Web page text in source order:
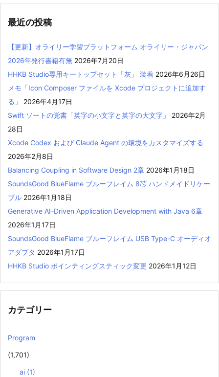
最近の投稿
【更新】オライリー学習プラットフォーム オライリー・ジャパン
2026年発行書籍有無 2026年7月20日
HHKB Studio専用キートップセット「灰」 装着 2026年6月26日
メモ「Icon Composer ファイルを Xcode プロジェクトに追加す
る」
2026年4月17日
Swift ソートの覚書「英字の小文字と英字の大文字」
2026年2月
28日
Xcode Codex および Claude Agent の環境をカスタマイズする
2026年2月8日
Balancing Coupling in Software Design 2章 2026年1月18日
SoundsGood BlueFlame ブルーフレイム 8芯 ハンドメイドリケー
ブル 2026年1月18日
Generative AI-Driven Application Development with Java 6章
2026年1月17日
SoundsGood BlueFlame ブルーフレイム USB Type-C オーディオ
アダプタ 2026年1月17日
HHKB Studio ポインティングスティック変更 2026年1月12日
カテゴリー
Program
(1,701)
ai (1)